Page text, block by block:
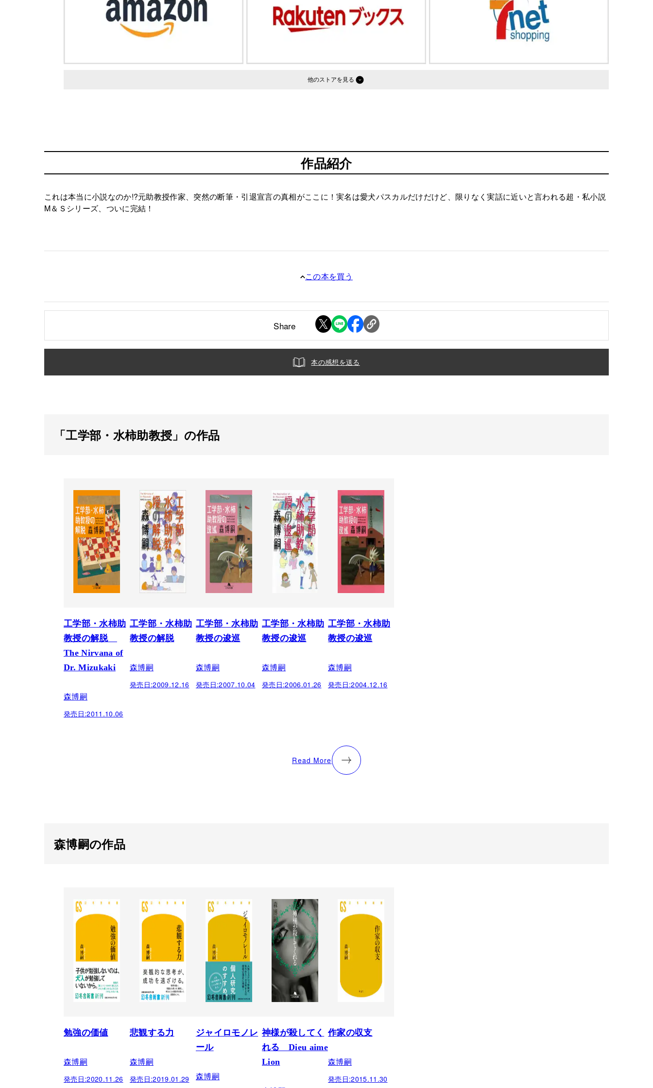
他のストア
作品紹介
これは本当に小説なのか!?元助教授作家、突然の断筆・引退宣言の真相がここに！実名は愛犬パスカルだけだけど、限りなく実話に近いと言われる超・私小説
M＆Ｓシリーズ、ついに完結！
この本を買う
Share
本の感想を送る
「工学部・水柿助教授」の作品
工学部・水柿助
教授の解脱
The Nirvana of
Dr. Mizukaki
森博嗣
発売日:2011.10.06
工学部・水柿助
教授の解脱
森博嗣
発売日:2009.12.16
工学部・水柿助
教授の逡巡
森博嗣
発売日:2007.10.04
工学部・水柿助
教授の逡巡
森博嗣
発売日:2006.01.26
工学部・水柿助
教授の逡巡
森博嗣
発売日:2004.12.16
Read More
森博嗣の作品
勉強の価値
森博嗣
発売日:2020.11.26
悲観する力
森博嗣
発売日:2019.01.29
ジャイロモノレ
ール
森博嗣
神様が殺してく
れる Dieu aime
Lion
作家の収支
森博嗣
発売日:2015.11.30